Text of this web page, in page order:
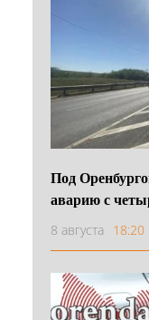
Под
аварию с
8 августа 18:20